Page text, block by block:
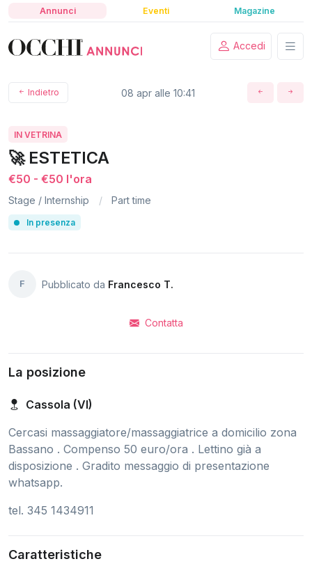
Annunci Eventi Magazine
Accedi
Indietro 08 apr alle 10:41
IN VETRINA
🚀 ESTETICA
€50 - €50 l'ora
Stage / Internship Part time
In presenza
F Pubblicato da Francesco T.
Contatta
La posizione
Cassola (VI)
Cercasi massaggiatore/massaggiatrice a domicilio zona
Bassano . Compenso 50 euro/ora . Lettino già a
disposizione . Gradito messaggio di presentazione
whatsapp.
tel. 345 1434911
Caratteristiche